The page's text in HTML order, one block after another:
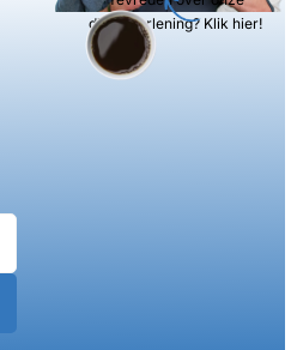
dienstverlening? Klik hier!